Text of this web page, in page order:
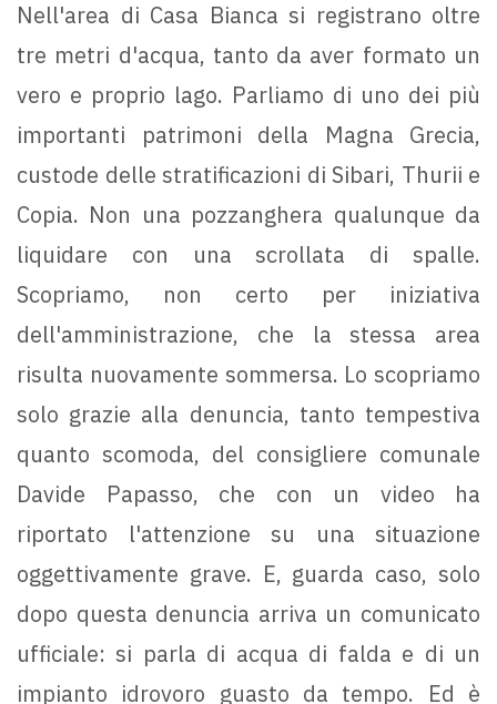
Nell'area di Casa Bianca si registrano oltre
tre metri d'acqua, tanto da aver formato un
vero e proprio lago. Parliamo di uno dei più
importanti patrimoni della Magna Grecia,
custode delle stratificazioni di Sibari, Thurii e
Copia. Non una pozzanghera qualunque da
liquidare con una scrollata di spalle.
Scopriamo, non certo per iniziativa
dell'amministrazione, che la stessa area
risulta nuovamente sommersa. Lo scopriamo
solo grazie alla denuncia, tanto tempestiva
quanto scomoda, del consigliere comunale
Davide Papasso, che con un video ha
riportato l'attenzione su una situazione
oggettivamente grave. E, guarda caso, solo
dopo questa denuncia arriva un comunicato
ufficiale: si parla di acqua di falda e di un
impianto idrovoro guasto da tempo. Ed è